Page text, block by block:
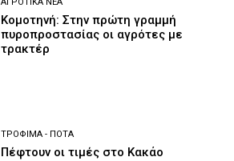
ΑΓΡΟΤΙΚΆ ΝΈΑ
Κομοτηνή: Στην πρώτη γραμμή
πυροπροστασίας οι αγρότες με
τρακτέρ
ΤΡΌΦΙΜΑ - ΠΟΤΆ
Πέφτουν οι τιμές στο Κακάο